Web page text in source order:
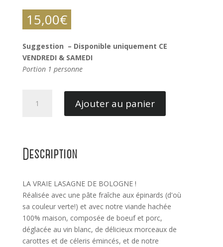
15,00€
Suggestion – Disponible uniquement CE
VENDREDI & SAMEDI
Portion 1 personne
Bologne
Ajouter au panier
Description
LA VRAIE LASAGNE DE BOLOGNE !
Réalisée avec une pâte fraîche aux épinards (d'où
sa couleur verte!) et avec notre viande hachée
100% maison, composée de boeuf et porc,
déglacée au vin blanc, de délicieux morceaux de
carottes et de céleris émincés, et de notre